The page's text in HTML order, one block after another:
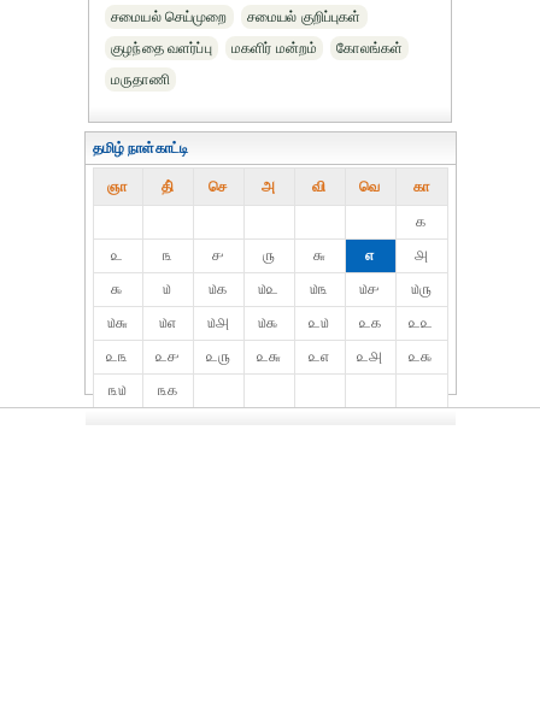
சமையல் செய்முறை
சமையல் குறிப்புகள்
குழந்தை வளர்ப்பு
மகளிர் மன்றம்
கோலங்கள்
மருதாணி
தமிழ் நாள்காட்டி
ஞா தி் செ அ வி வெ கா
௧
௨
௩ ௪ ௫ ௬ ௭
௮
௯
௰ ௰௧ ௰௨ ௰௩ ௰௪
௰௫
௰௬
௰௭ ௰௮ ௰௯ ௨௰ ௨௧
௨௨
௨௩
௨௪ ௨௫ ௨௬ ௨௭ ௨௮
௨௯
௩௰
௩௧